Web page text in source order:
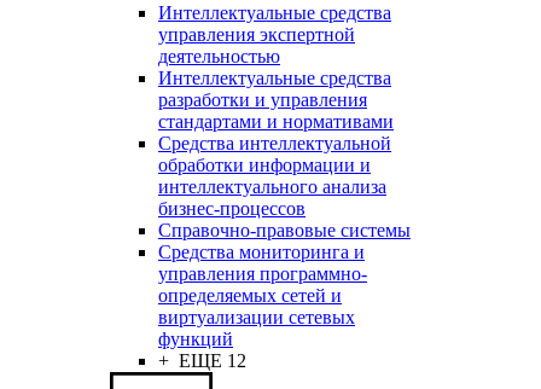
Интеллектуальные средства
управления экспертной
деятельностью
Интеллектуальные средства
разработки и управления
стандартами и нормативами
Средства интеллектуальной
обработки информации и
интеллектуального анализа
бизнес-процессов
Справочно-правовые системы
Средства мониторинга и
управления программно-
определяемых сетей и
виртуализации сетевых
функций
+ ЕЩЕ 12